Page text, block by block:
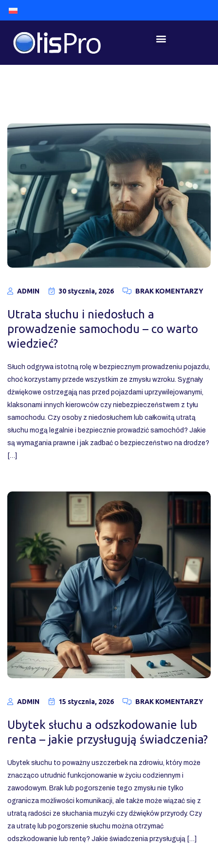
ADMIN 30 stycznia, 2026 BRAK KOMENTARZY
Utrata słuchu i niedosłuch a
prowadzenie samochodu – co warto
wiedzieć?
Słuch odgrywa istotną rolę w bezpiecznym prowadzeniu pojazdu,
choć korzystamy przede wszystkim ze zmysłu wzroku. Sygnały
dźwiękowe ostrzegają nas przed pojazdami uprzywilejowanymi,
klaksonami innych kierowców czy niebezpieczeństwem z tyłu
samochodu. Czy osoby z niedosłuchem lub całkowitą utratą
słuchu mogą legalnie i bezpiecznie prowadzić samochód? Jakie
są wymagania prawne i jak zadbać o bezpieczeństwo na drodze?
[…]
ADMIN 15 stycznia, 2026 BRAK KOMENTARZY
Ubytek słuchu a odszkodowanie lub
renta – jakie przysługują świadczenia?
Ubytek słuchu to poważny uszczerbek na zdrowiu, który może
znacząco utrudnić funkcjonowanie w życiu codziennym i
zawodowym. Brak lub pogorszenie tego zmysłu nie tylko
ogranicza możliwości komunikacji, ale także może wiązać się z
utratą radości ze słuchania muzyki czy dźwięków przyrody. Czy
za utratę lub pogorszenie słuchu można otrzymać
odszkodowanie lub rentę? Jakie świadczenia przysługują […]